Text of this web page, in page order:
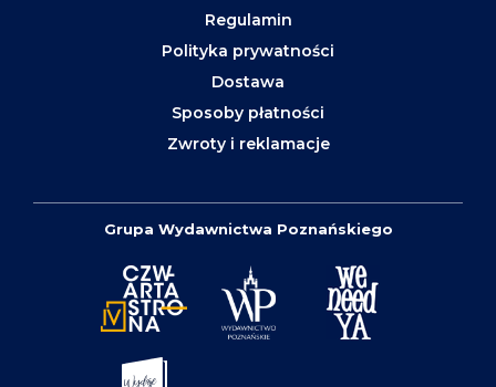
Regulamin
Polityka prywatności
Dostawa
Sposoby płatności
Zwroty i reklamacje
Grupa Wydawnictwa Poznańskiego